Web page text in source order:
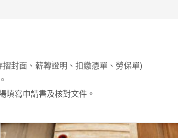
封面、薪轉證明、扣繳憑單、勞保單)
填寫申請書及核對文件。